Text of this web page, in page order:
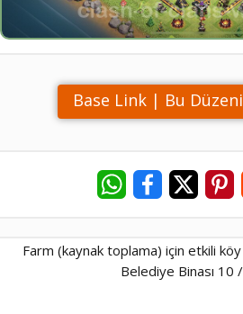
Base Link | Bu
Farm (kaynak toplama) için etkili
Belediye Binası 10